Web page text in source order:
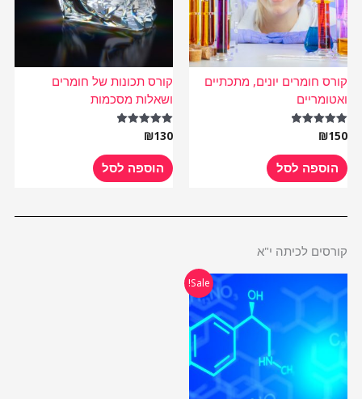
קורס חומרים יונים, מתכתיים
ואטומריים
דורג
5.00
מתוך 5
₪150
הוספה לסל
קורס תכונות של חומרים
ושאלות מסכמות
דורג
5.00
מתוך 5
₪130
הוספה לסל
קורסים לכיתה י"א
Sale!
המקורי
₪970.
הנוכחי
₪485.